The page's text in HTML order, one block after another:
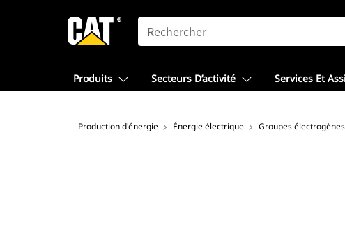
SEARCH
Produits Secteurs D’activité Services Et
Production d'énergie Énergie électrique Groupes